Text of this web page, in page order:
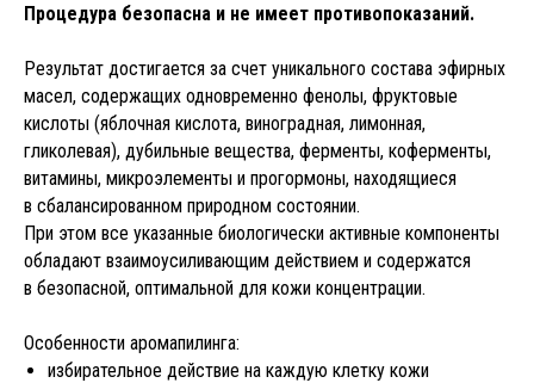
Процедура безопасна и не имеет противопоказаний.
Результат достигается за счет уникального состава эфирных
масел, содержащих одновременно фенолы, фруктовые
кислоты (яблочная кислота, виноградная, лимонная,
гликолевая), дубильные вещества, ферменты, коферменты,
витамины, микроэлементы и прогормоны, находящиеся
в сбалансированном природном состоянии.
При этом все указанные биологически активные компоненты
обладают взаимоусиливающим действием и содержатся
в безопасной, оптимальной для кожи концентрации.
Особенности аромапилинга:
избирательное действие на каждую клетку кожи